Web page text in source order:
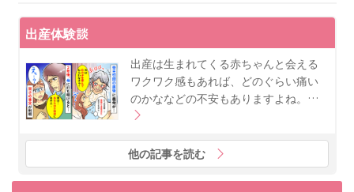
出産体験談
出産は生まれてくる赤ちゃんと会える
ワクワク感もあれば、どのぐらい痛い
のかななどの不安もありますよね。…
他の記事を読む